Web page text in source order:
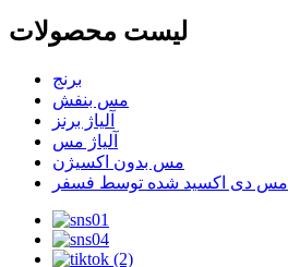
لیست محصولات
برنج
مس بنفش
آلیاژ برنز
آلیاژ مس
مس بدون اکسیژن
مس دی اکسید شده توسط فسفر